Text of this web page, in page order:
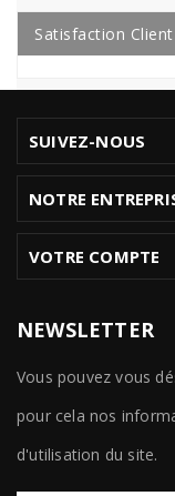
Satisfaction Client
SUIVEZ-NOUS
NOTRE
VOTRE COMPTE
NEWSLETTER
Vous pouvez vous
pour cela nos
d'utilisation du site.